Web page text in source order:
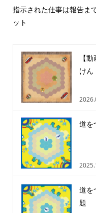
指示された仕事は報告ま
ット
【
け
道を
道を
題